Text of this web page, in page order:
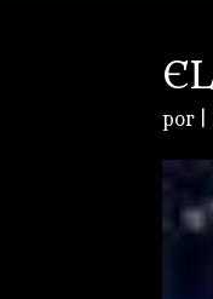
por |